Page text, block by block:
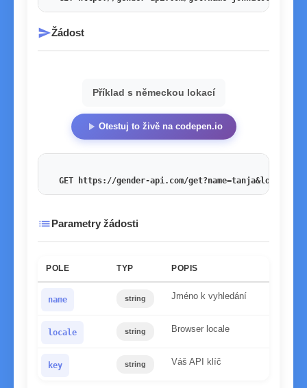
sendŽádost
Příklad s německou lokací
play_arrow Otestuj to živě na codepen.io
GET https://gender-api.com/
listParametry žádosti
POLE TYP POPIS
name string Jméno k vyhledání
locale string Browser locale
key string Váš API klíč